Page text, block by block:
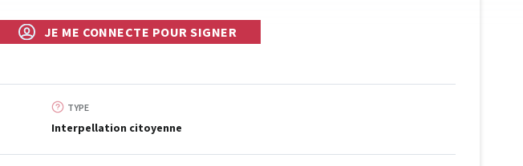
JE ME CONNECTE POUR SIGNER
TYPE
Interpellation citoyenne